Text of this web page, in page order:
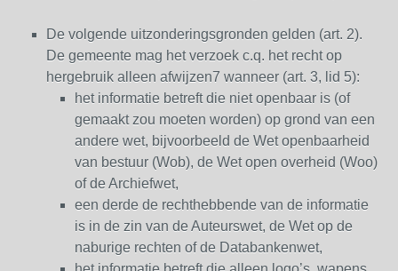
De volgende uitzonderingsgronden gelden (art. 2).
De gemeente mag het verzoek c.q. het recht op
hergebruik alleen afwijzen7 wanneer (art. 3, lid 5):
het informatie betreft die niet openbaar is (of
gemaakt zou moeten worden) op grond van een
andere wet, bijvoorbeeld de Wet openbaarheid
van bestuur (Wob), de Wet open overheid (Woo)
of de Archiefwet,
een derde de rechthebbende van de informatie
is in de zin van de Auteurswet, de Wet op de
naburige rechten of de Databankenwet,